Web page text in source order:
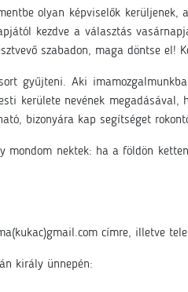
olyan képviselők
kezdve a választás
szabadon, maga döntse el!
gyűjteni. Aki
kerülete nevének
bizonyára kap segítséget
mondom nektek: ha a földön
címre, illetve
király ünnepén: